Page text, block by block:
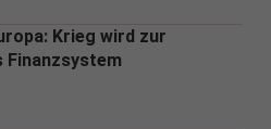
Krieg wird zur